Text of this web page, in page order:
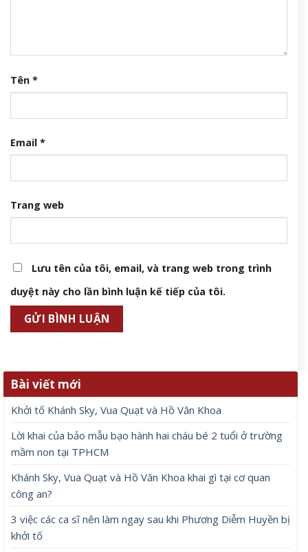
Tên *
Email *
Trang web
Lưu tên của tôi, email, và trang web trong trình
duyệt này cho lần bình luận kế tiếp của tôi.
Bài viết mới
Khởi tố Khánh Sky, Vua Quạt và Hồ Văn Khoa
Lời khai của bảo mẫu bạo hành hai cháu bé 2 tuổi ở trường
mầm non tại TPHCM
Khánh Sky, Vua Quạt và Hồ Văn Khoa khai gì tại cơ quan
công an?
3 việc các ca sĩ nên làm ngay sau khi Phương Diễm Huyền bị
khởi tố